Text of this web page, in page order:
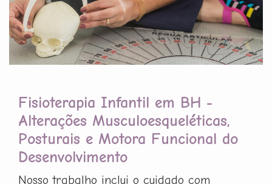
Fisioterapia Infantil em BH -
Alterações Musculoesqueléticas,
Posturais e Motora Funcional do
Desenvolvimento
Nosso trabalho inclui o cuidado com